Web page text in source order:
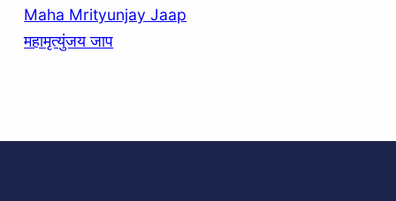
Maha Mrityunjay Jaap
महामृत्युंजय जाप